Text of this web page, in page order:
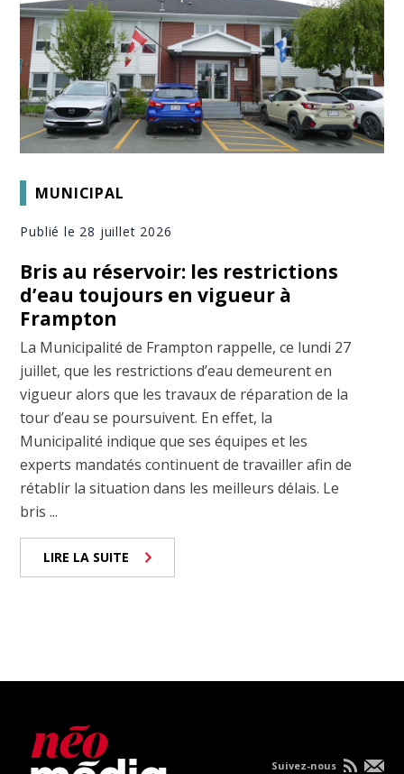
MUNICIPAL
Publié le 28 juillet 2026
Bris au réservoir: les restrictions
d’eau toujours en vigueur à
Frampton
La Municipalité de Frampton rappelle, ce lundi 27
juillet, que les restrictions d’eau demeurent en
vigueur alors que les travaux de réparation de la
tour d’eau se poursuivent. En effet, la
Municipalité indique que ses équipes et les
experts mandatés continuent de travailler afin de
rétablir la situation dans les meilleurs délais. Le
bris ...
LIRE LA SUITE
Suivez-nous